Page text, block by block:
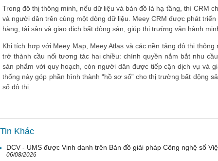
Trong đô thị thông minh, nếu dữ liệu và bản đồ là hạ tầng, thì CRM
và người dân trên cùng một dòng dữ liệu. Meey CRM được phát
hàng, tài sản và giao dịch bất động sản, giúp thị trường vận hành
Khi tích hợp với Meey Map, Meey Atlas và các nền tảng đô thị
trở thành cầu nối tương tác hai chiều: chính quyền nắm bắt nhu
sản phẩm với quy hoạch, còn người dân được tiếp cận dịch vụ và
thống này góp phần hình thành “hồ sơ số” cho thị trường bất động
số đô thị.
Tin Khác
DCV - UMS được Vinh danh trên Bản đồ giải pháp Công nghệ số
06/08/2026